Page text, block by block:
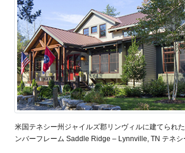
米国テネシー州ジャイルズ郡リンヴィルに建てられ
ンバーフレーム Saddle Ridge – Lynnville, TN テネシ